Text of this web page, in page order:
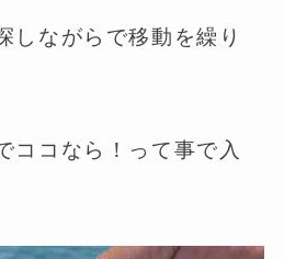
しながらで移動を繰り
ココなら！って事で入